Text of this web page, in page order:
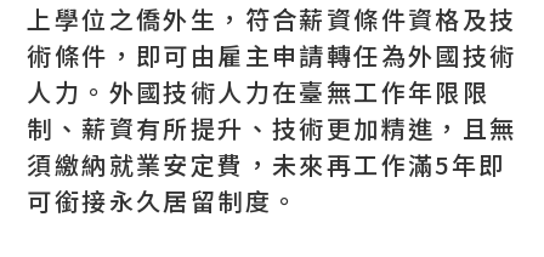
上學位之僑外生，符合薪資條件資格及技
術條件，即可由雇主申請轉任為外國技術
人力。外國技術人力在臺無工作年限限
制、薪資有所提升、技術更加精進，且無
須繳納就業安定費，未來再工作滿5年即
可銜接永久居留制度。